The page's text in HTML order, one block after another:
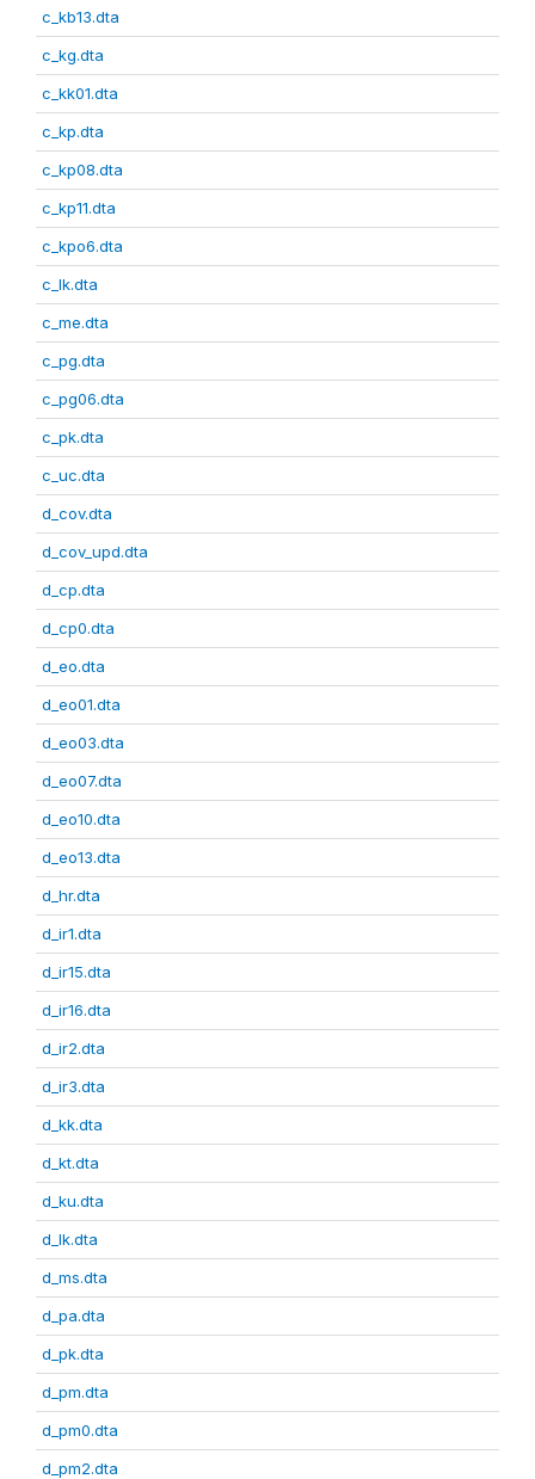
c_kb13.dta
c_kg.dta
c_kk01.dta
c_kp.dta
c_kp08.dta
c_kp11.dta
c_kpo6.dta
c_lk.dta
c_me.dta
c_pg.dta
c_pg06.dta
c_pk.dta
c_uc.dta
d_cov.dta
d_cov_upd.dta
d_cp.dta
d_cp0.dta
d_eo.dta
d_eo01.dta
d_eo03.dta
d_eo07.dta
d_eo10.dta
d_eo13.dta
d_hr.dta
d_ir1.dta
d_ir15.dta
d_ir16.dta
d_ir2.dta
d_ir3.dta
d_kk.dta
d_kt.dta
d_ku.dta
d_lk.dta
d_ms.dta
d_pa.dta
d_pk.dta
d_pm.dta
d_pm0.dta
d_pm2.dta